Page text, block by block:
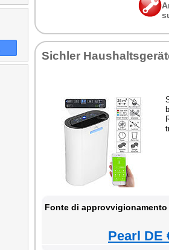
Sichler
Fonte di
Pearl DE